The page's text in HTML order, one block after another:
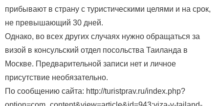
прибывают в страну с туристическими целями и на срок,
не превышающий 30 дней.
Однако, во всех других случаях нужно обращаться за
визой в консульский отдел посольства Таиланда в
Москве. Предварительной записи нет и личное
присутствие необязательно.
По сообщению сайта: http://turistprav.ru/index.php?